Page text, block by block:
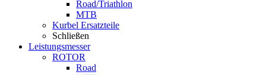
Road/Triathlon
MTB
Kurbel Ersatzteile
Schließen
Leistungsmesser
ROTOR
Road